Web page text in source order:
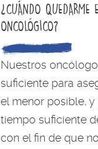
¿CUÁNDO
ONCOLÓGICO?
Nuestros
suficiente para
el menor posible,
tiempo suficiente
con el fin de que